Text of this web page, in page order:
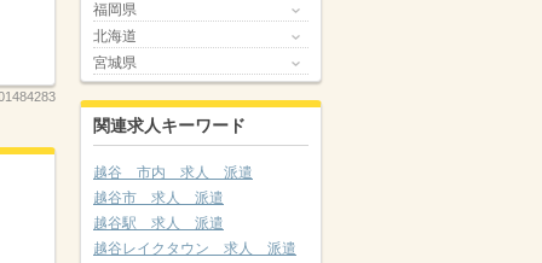
福岡県
北海道
宮城県
関連求人キーワード
越谷 市内 求人 派遣
越谷市 求人 派遣
越谷駅 求人 派遣
越谷レイクタウン 求人 派遣